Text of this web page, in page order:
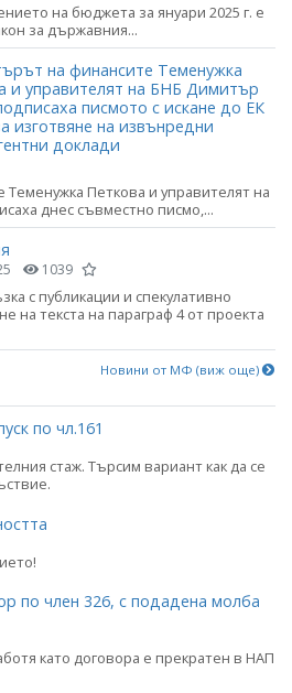
на бюджета за януари 2025 г. е
за държавния...
на финансите Теменужка
и управителят на БНБ Димитър
писмото с искане до ЕК
изготвяне на извънредни
доклади
Петкова и управителят на
днес съвместно писмо,...
1039
с публикации и спекулативно
на текста на параграф 4 от проекта
Новини от МФ (виж още)
по чл.161
стаж. Търсим вариант как да се
по член 326, с подадена молба
като договора е прекратен в НАП